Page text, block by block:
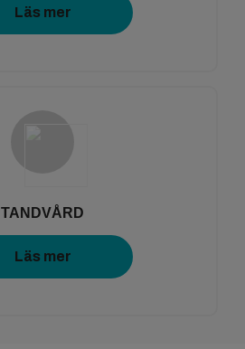
Läs mer
TANDVÅRD
Läs mer